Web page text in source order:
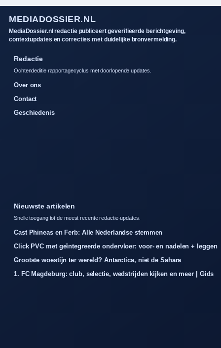
MEDIADOSSIER.NL
MediaDossier.nl redactie publiceert geverifieerde berichtgeving,
contextupdates en correcties met duidelijke bronvermelding.
Redactie
Ochtendeditie rapportagecyclus met doorlopende updates.
Over ons
Contact
Geschiedenis
Nieuwste artikelen
Snelle toegang tot de meest recente redactie-updates.
Cast Phineas en Ferb: Alle Nederlandse stemmen
Click PVC met geïntegreerde ondervloer: voor- en nadelen + leggen
Grootste woestijn ter wereld? Antarctica, niet de Sahara
1. FC Magdeburg: club, selectie, wedstrijden kijken en meer | Gids